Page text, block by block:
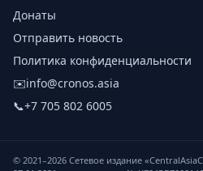
Донаты
Отправить новость
Политика конфиденциальности
✉️info@cronos.asia
📞+7 705 802 6005
© 2021–2026 Сетевое издание